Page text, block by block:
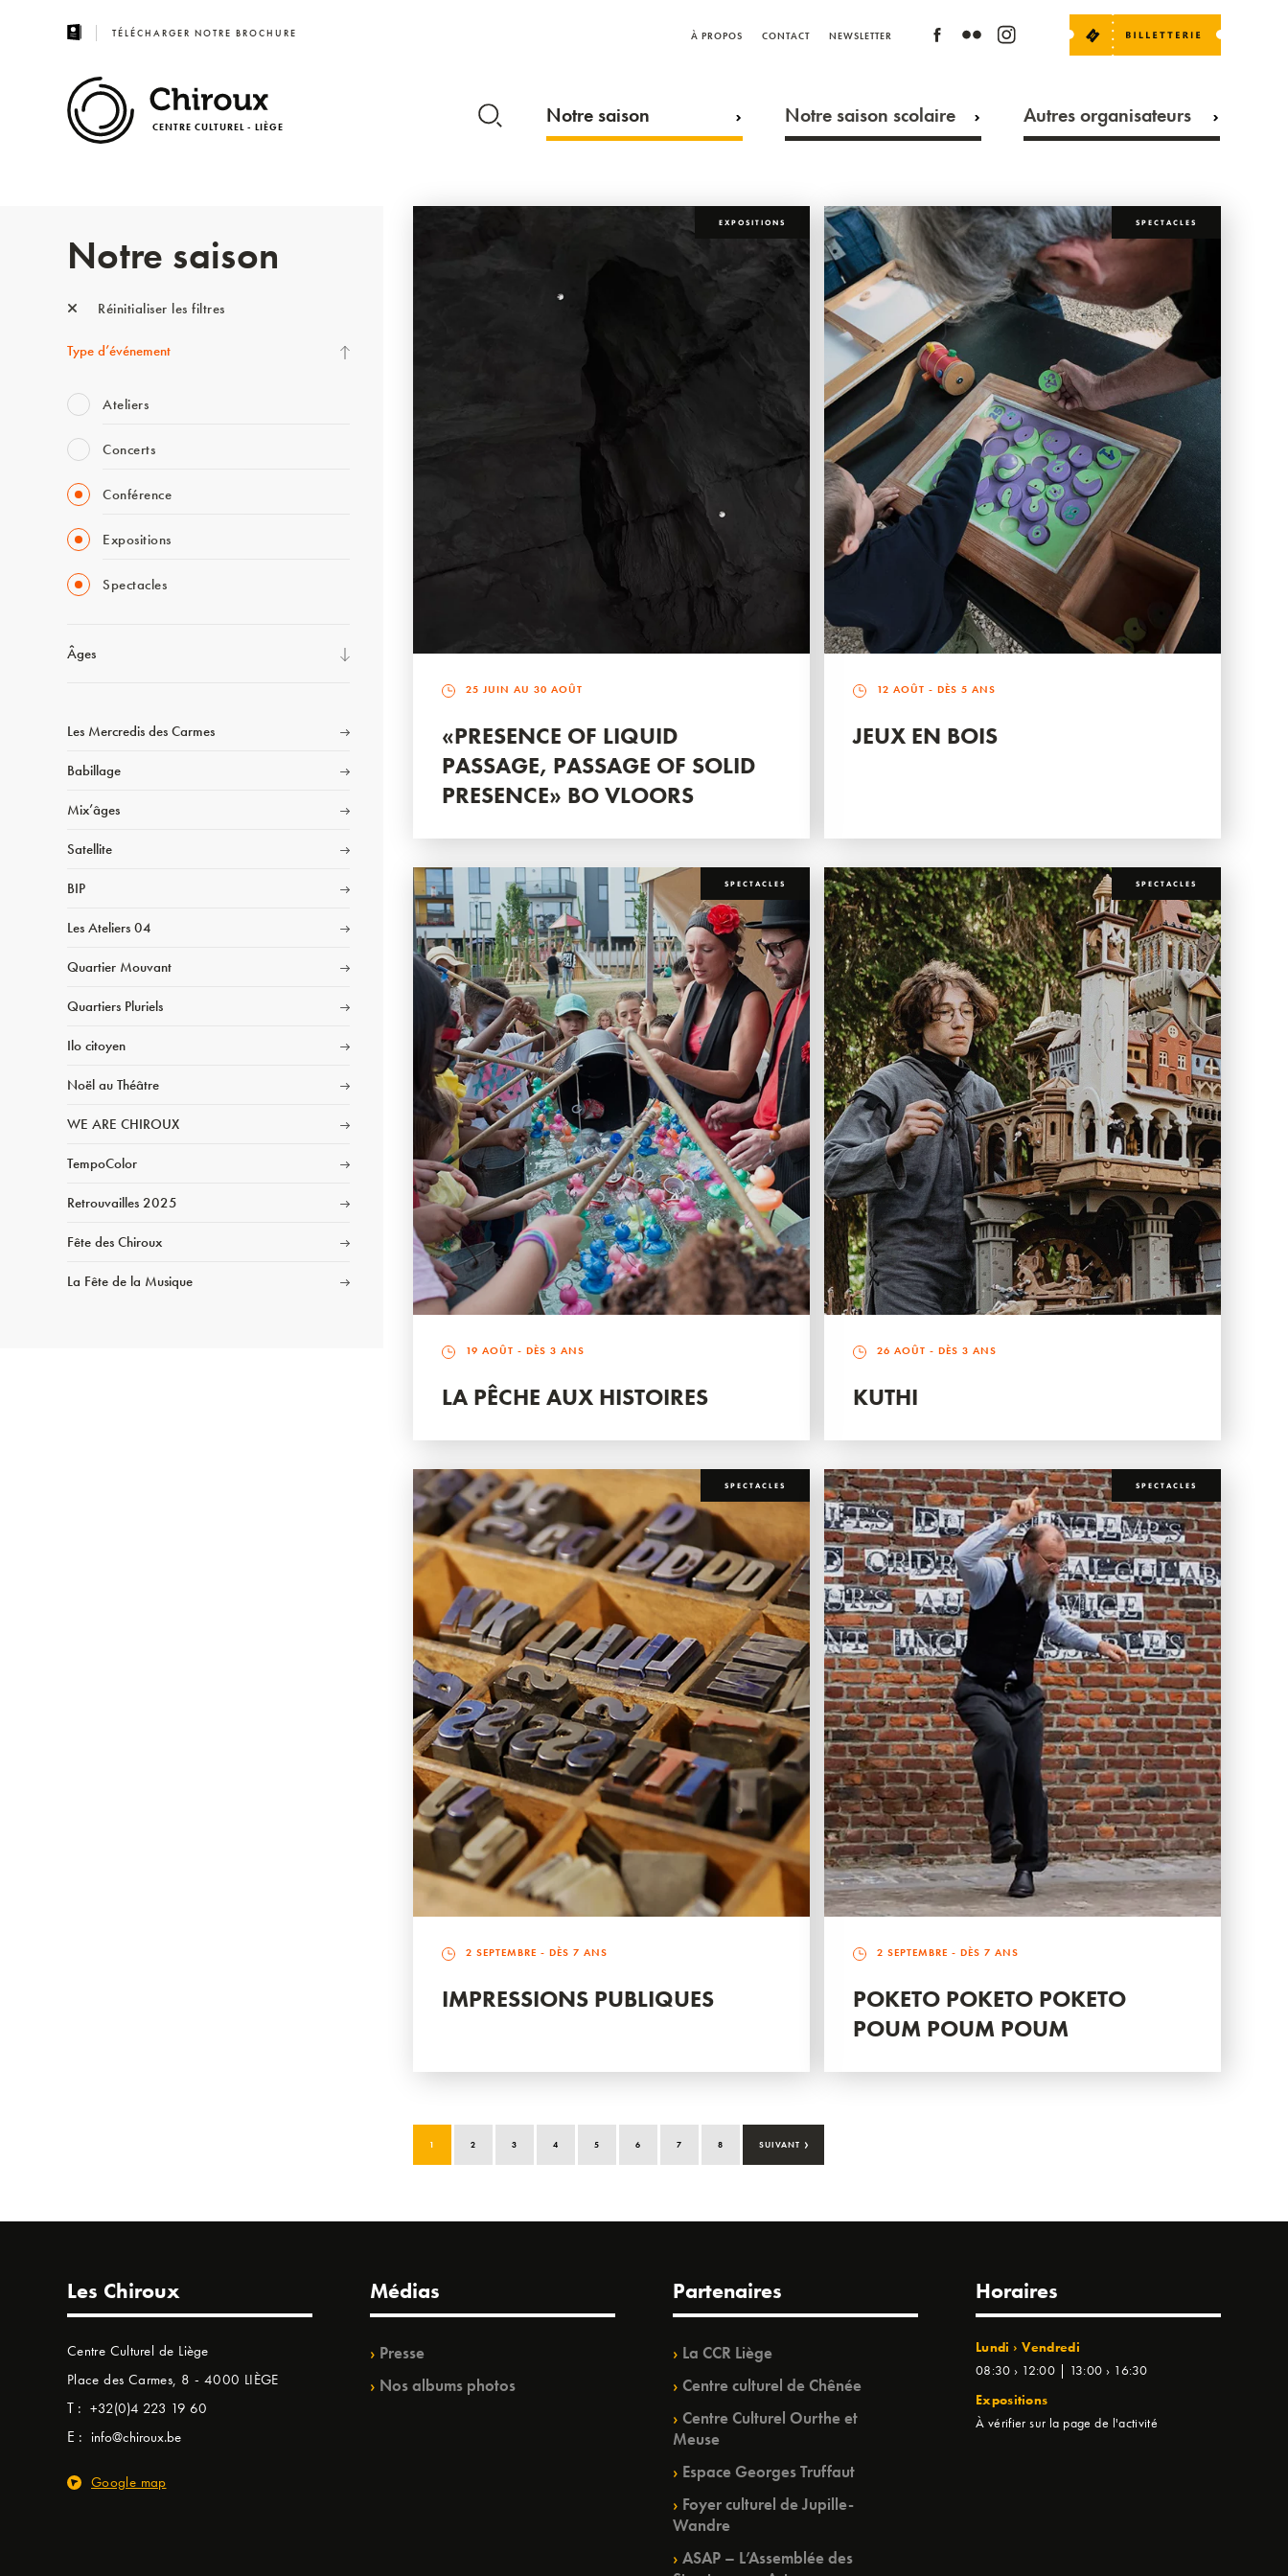
TÉLÉCHARGER NOTRE BROCHURE À PROPOS CONTACT NEWSLETTER
CENTRE CULTUREL - LIÈGE Notre saison Notre saison scolaire Autres organisateurs
Notre saison
Réinitialiser les filtres
Type d’événement
Ateliers
Concerts
Conférence
Expositions
Spectacles
Âges
Les Mercredis des Carmes
Babillage
Mix’âges
Satellite
BIP
Les Ateliers 04
Quartier Mouvant
Quartiers Pluriels
Ilo citoyen
Noël au Théâtre
WE ARE CHIROUX
TempoColor
Retrouvailles 2025
Fête des Chiroux
La Fête de la Musique
EXPOSITIONS
25 JUIN AU 30 AOÛT
«PRESENCE OF LIQUID
PASSAGE, PASSAGE OF SOLID
PRESENCE» BO VLOORS
SPECTACLES
12 AOÛT - DÈS 5 ANS
JEUX EN BOIS
SPECTACLES
19 AOÛT - DÈS 3 ANS
LA PÊCHE AUX HISTOIRES
SPECTACLES
26 AOÛT - DÈS 3 ANS
KUTHI
SPECTACLES
2 SEPTEMBRE - DÈS 7 ANS
IMPRESSIONS PUBLIQUES
SPECTACLES
2 SEPTEMBRE - DÈS 7 ANS
POKETO POKETO POKETO
POUM POUM POUM
1 2 3 4 5 6 7 8 SUIVANT ›
Les Chiroux
Centre Culturel de Liège
Place des Carmes, 8 - 4000 LIÈGE
T : +32(0)4 223 19 60
E : info@chiroux.be
Google map
Médias
Presse
Nos albums photos
Partenaires
La CCR Liège
Centre culturel de Chênée
Centre Culturel Ourthe et
Meuse
Espace Georges Truffaut
Foyer culturel de Jupille-
Wandre
ASAP – L’Assemblée des
Horaires
Lundi › Vendredi
08:30 › 12:00 | 13:00 › 16:30
Expositions
À vérifier sur la page de l'activité